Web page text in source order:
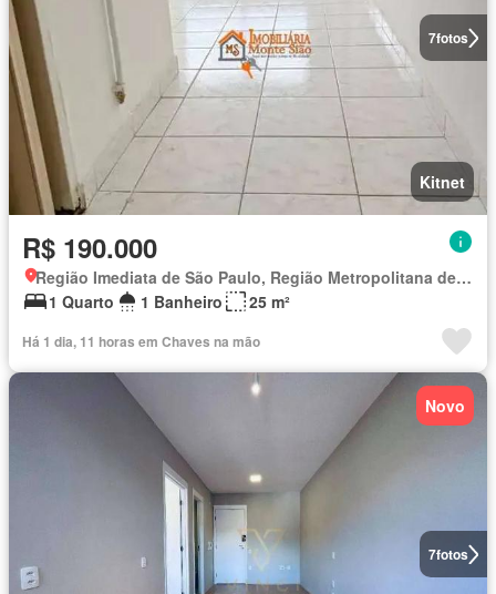
7fotos
Kitnet
R$ 190.000
Região Imediata de São Paulo, Região Metropolitana de São Paulo
1 Quarto
1 Banheiro 25 m²
Há 1 dia, 11 horas em Chaves na mão
7fotos
Novo